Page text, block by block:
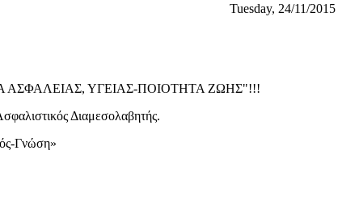
Tuesday, 24/11/2015
ΑΣΦΑΛΕΙΑΣ, ΥΓΕΙΑΣ-ΠΟΙΟΤΗΤΑ ΖΩΗΣ"!!!
Διαμεσολαβητής.
Γνώση»